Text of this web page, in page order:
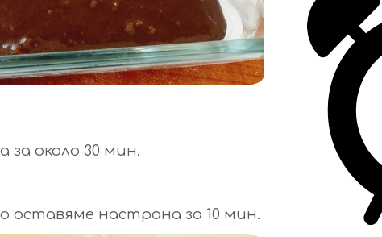
за около 30 мин.
оставяме настрана за 10 мин.